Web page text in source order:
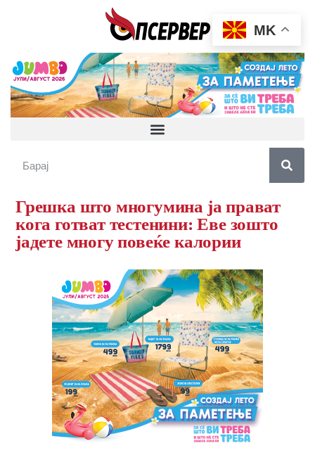
Грешка што многумина ја прават
кога готват тестенини: Еве зошто
јадете многу повеќе калории
MK